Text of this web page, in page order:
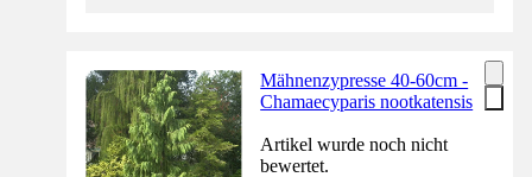
Mähnenzypresse 40-60cm -
Chamaecyparis nootkatensis
Artikel wurde noch nicht
bewertet.